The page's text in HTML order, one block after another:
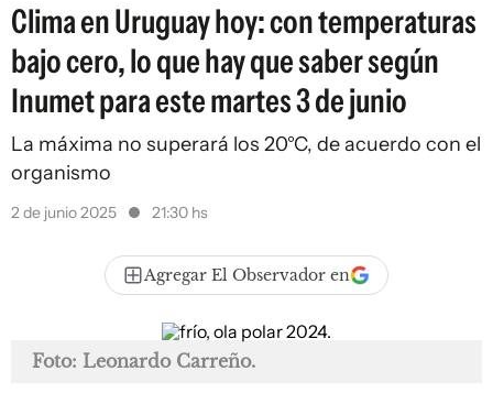
Clima en Uruguay hoy: con temperaturas
bajo cero, lo que hay que saber según
Inumet para este martes 3 de junio
La máxima no superará los 20°C, de acuerdo con el
organismo
2 de junio 2025 21:30 hs
Agregar El Observador en
Foto: Leonardo Carreño.